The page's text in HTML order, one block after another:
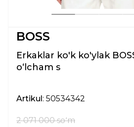
BOSS
Erkaklar ko'k ko'ylak
oʻlcham s
Artikul: 50534342
2 071 000 soʻm